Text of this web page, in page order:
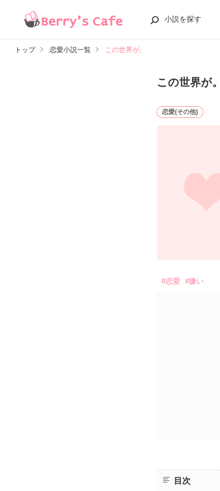
小説を探す
トップ 恋愛小説一覧 この世界が。
この世界が
恋愛(その他)
#恋愛 #嫌い
目次